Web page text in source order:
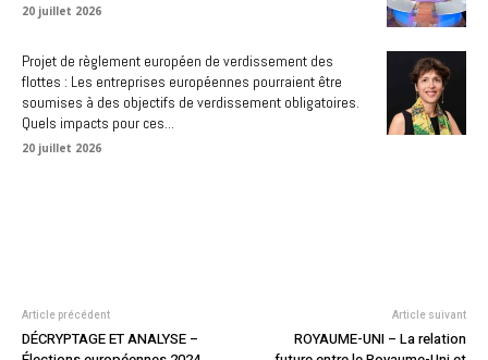
20 juillet 2026
Projet de règlement européen de verdissement des
flottes : Les entreprises européennes pourraient être
soumises à des objectifs de verdissement obligatoires.
Quels impacts pour ces...
20 juillet 2026
Article précédent
DÉCRYPTAGE ET ANALYSE –
Article suivant
ROYAUME-UNI – La relation